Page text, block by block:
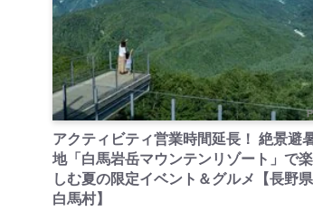
アクティビティ営業時間延長！ 絶景避
地「白馬岩岳マウンテンリゾート」で楽
しむ夏の限定イベント＆グルメ【長野県
白馬村】